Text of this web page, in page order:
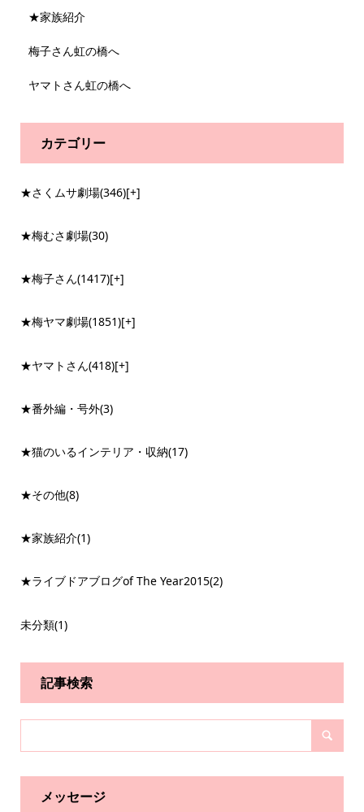
★家族紹介
梅子さん虹の橋へ
ヤマトさん虹の橋へ
カテゴリー
★さくムサ劇場(346)[+]
★梅むさ劇場(30)
★梅子さん(1417)[+]
★梅ヤマ劇場(1851)[+]
★ヤマトさん(418)[+]
★番外編・号外(3)
★猫のいるインテリア・収納(17)
★その他(8)
★家族紹介(1)
★ライブドアブログof The Year2015(2)
未分類(1)
記事検索
メッセージ